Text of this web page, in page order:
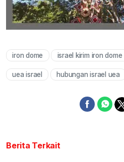
iron dome israel kirim iron dome
uea israel hubungan israel uea
Berita Terkait